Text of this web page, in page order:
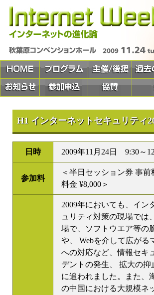
H1 インターネットセキュリティ
日時 2009年11月24日 9:30～
参加料
＜半日セッション券 事前
料金 ¥8,000＞
2009年においても、イン
ュリティ対策の現場では
場で、ソフトウエア等の
や、 Webを介して広がる
への対応など、情報セキ
デントの発生、 拡大の抑
に追われました。また、
の中国における大規模ネ